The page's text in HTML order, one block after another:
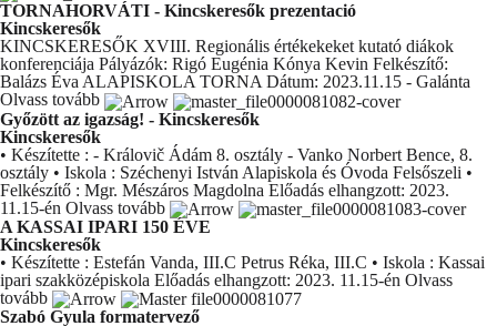
TORNAHORVÁTI - Kincskeresők prezentació
Kincskeresők
KINCSKERESŐK XVIII. Regionális értékekeket kutató diákok
konferenciája Pályázók: Rigó Eugénia Kónya Kevin Felkészítő:
Balázs Éva ALAPISKOLA TORNA Dátum: 2023.11.15 - Galánta
Olvass tovább
Győzött az igazság! - Kincskeresők
Kincskeresők
• Készítette : - Královič Ádám 8. osztály - Vanko Norbert Bence, 8.
osztály • Iskola : Széchenyi István Alapiskola és Óvoda Felsőszeli •
Felkészítő : Mgr. Mészáros Magdolna Előadás elhangzott: 2023.
11.15-én Olvass tovább
A KASSAI IPARI 150 ÉVE
Kincskeresők
• Készítette : Estefán Vanda, III.C Petrus Réka, III.C • Iskola : Kassai
ipari szakközépiskola Előadás elhangzott: 2023. 11.15-én Olvass
tovább
Szabó Gyula formatervező